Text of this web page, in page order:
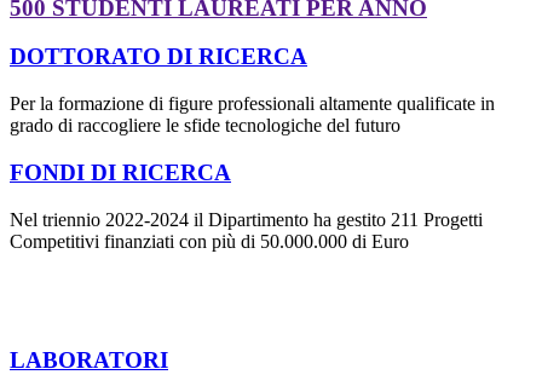
500 STUDENTI LAUREATI PER ANNO
DOTTORATO DI RICERCA
Per la formazione di figure professionali altamente qualificate in
grado di raccogliere le sfide tecnologiche del futuro
FONDI DI RICERCA
Nel triennio 2022-2024 il Dipartimento ha gestito 211 Progetti
Competitivi finanziati con più di 50.000.000 di Euro
LABORATORI